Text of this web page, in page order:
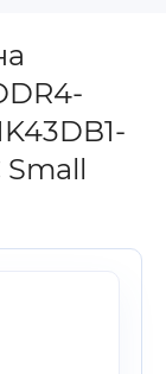
Small